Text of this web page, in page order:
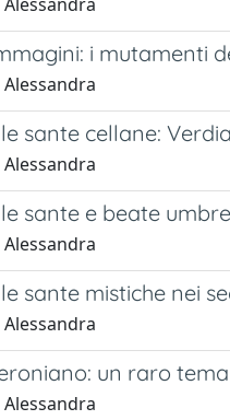
i mutamenti
sante cellane:
sante e beate
Alessandra
sante mistiche nei
un raro